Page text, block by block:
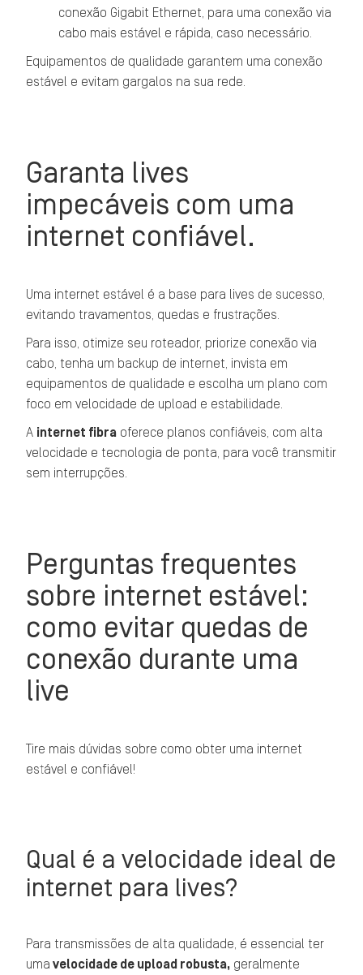
conexão Gigabit Ethernet, para uma conexão via
cabo mais estável e rápida, caso necessário.
Equipamentos de qualidade garantem uma conexão
estável e evitam gargalos na sua rede.
Garanta lives
impecáveis com uma
internet confiável.
Uma internet estável é a base para lives de sucesso,
evitando travamentos, quedas e frustrações.
Para isso, otimize seu roteador, priorize conexão via
cabo, tenha um backup de internet, invista em
equipamentos de qualidade e escolha um plano com
foco em velocidade de upload e estabilidade.
A internet fibra oferece planos confiáveis, com alta
velocidade e tecnologia de ponta, para você transmitir
sem interrupções.
Perguntas frequentes
sobre internet estável:
como evitar quedas de
conexão durante uma
live
Tire mais dúvidas sobre como obter uma internet
estável e confiável!
Qual é a velocidade ideal de
internet para lives?
Para transmissões de alta qualidade, é essencial ter
uma velocidade de upload robusta, geralmente